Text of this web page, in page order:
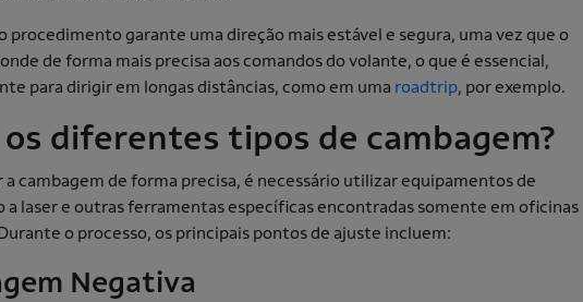
procedimento garante uma direção mais estável e segura, uma vez que o
de forma mais precisa aos comandos do volante, o que é essencial,
para dirigir em longas distâncias, como em uma roadtrip, por exemplo.
os diferentes tipos de cambagem?
a cambagem de forma precisa, é necessário utilizar equipamentos de
a laser e outras ferramentas específicas encontradas somente em oficinas
o processo, os principais pontos de ajuste incluem:
Negativa